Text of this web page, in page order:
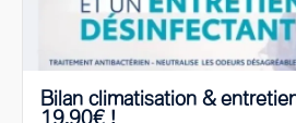
Bilan climatisation &
19,90€ !